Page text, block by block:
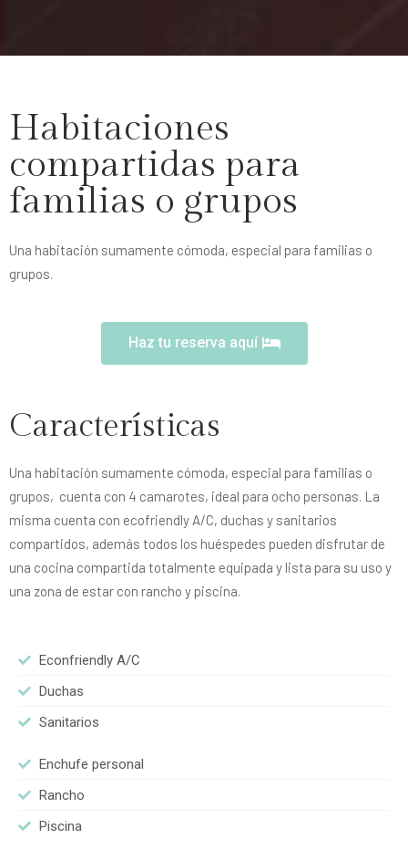
Habitaciones
compartidas para
familias o grupos
Una habitación sumamente cómoda, especial para familias o
grupos.
Haz tu reserva aquí
Características
Una habitación sumamente cómoda, especial para familias o
grupos, cuenta con 4 camarotes, ideal para ocho personas. La
misma cuenta con ecofriendly A/C, duchas y sanitarios
compartidos, además todos los huéspedes pueden disfrutar de
una cocina compartida totalmente equipada y lista para su uso y
una zona de estar con rancho y piscina.
Econfriendly A/C
Duchas
Sanitarios
Enchufe personal
Rancho
Piscina